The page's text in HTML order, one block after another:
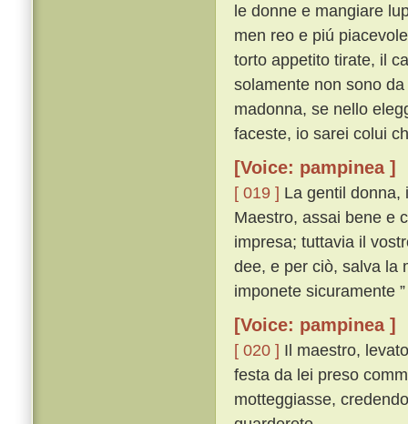
le donne e mangiare
men reo e piú
torto appetito tirate, il
solamente non sono
madonna, se nello
faceste, io sarei colui
[Voice: pampinea ]
[ 019 ] La gentil donna,
Maestro, assai bene e
impresa; tuttavia il
dee, e per ciò, salva la
imponete sicuramente
[Voice: pampinea ]
[ 020 ] Il maestro,
festa da lei preso
motteggiasse,